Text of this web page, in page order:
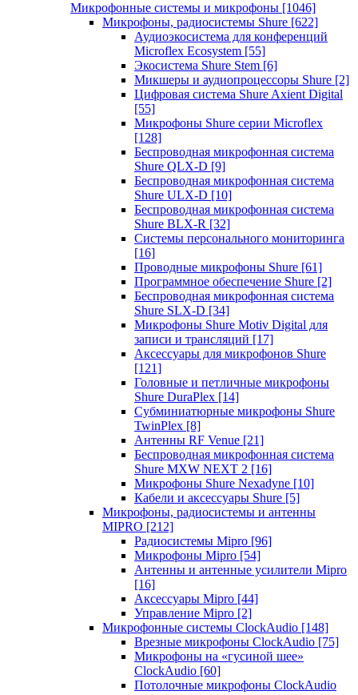
Микрофонные системы и микрофоны [1046]
Микрофоны, радиосистемы Shure [622]
Аудиоэкосистема для конференций
Microflex Ecosystem [55]
Экосистема Shure Stem [6]
Микшеры и аудиопроцессоры Shure [2]
Цифровая система Shure Axient Digital
[55]
Микрофоны Shure серии Microflex
[128]
Беспроводная микрофонная система
Shure QLX-D [9]
Беспроводная микрофонная система
Shure ULX-D [10]
Беспроводная микрофонная система
Shure BLX-R [32]
Системы персонального мониторинга
[16]
Проводные микрофоны Shure [61]
Программное обеспечение Shure [2]
Беспроводная микрофонная система
Shure SLX-D [34]
Микрофоны Shure Motiv Digital для
записи и трансляций [17]
Аксессуары для микрофонов Shure
[121]
Головные и петличные микрофоны
Shure DuraPlex [14]
Субминиатюрные микрофоны Shure
TwinPlex [8]
Антенны RF Venue [21]
Беспроводная микрофонная система
Shure MXW NEXT 2 [16]
Микрофоны Shure Nexadyne [10]
Кабели и аксессуары Shure [5]
Микрофоны, радиосистемы и антенны
MIPRO [212]
Радиосистемы Mipro [96]
Микрофоны Mipro [54]
Антенны и антенные усилители Mipro
[16]
Аксессуары Mipro [44]
Управление Mipro [2]
Микрофонные системы ClockAudio [148]
Врезные микрофоны ClockAudio [75]
Микрофоны на «гусиной шее»
ClockAudio [60]
Потолочные микрофоны ClockAudio